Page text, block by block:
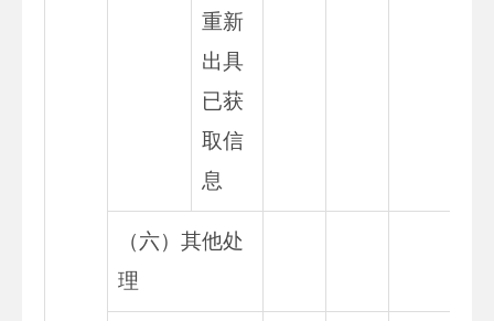
重新
出具
已获
取信
息
（六）其他处
理